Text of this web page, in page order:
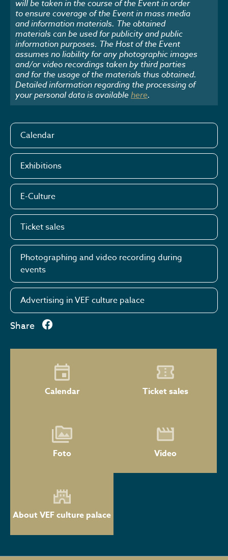
will be taken in the course of the Event in order
to ensure coverage of the Event in mass media
and information materials. The obtained
materials can be used for publicity and public
information purposes. The Host of the Event
assumes no liability for any photographic images
and/or video recordings taken by third parties
and for the usage of the materials thus obtained.
Detailed information regarding the processing of
your personal data is availablehere.
Calendar
Exhibitions
E-Culture
Ticket sales
Photographing and video recording during
events
Advertising in VEF culture palace
Share
Calendar Ticket sales
Foto Video
About VEF culture palace